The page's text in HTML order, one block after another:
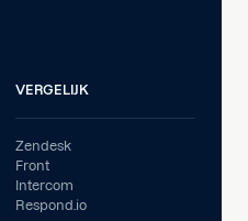
VERGELIJK
Zendesk
Front
Intercom
Respond.io